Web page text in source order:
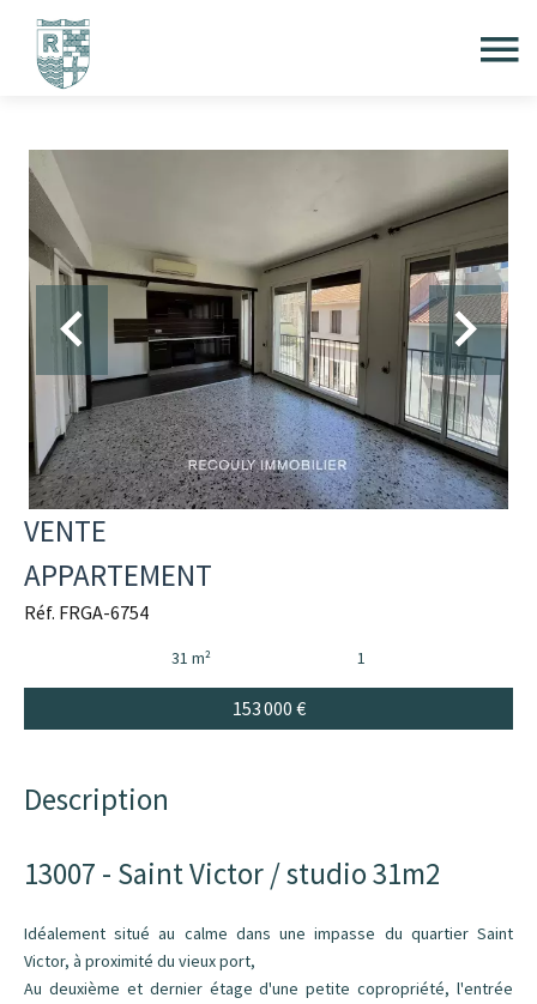
VENTE
APPARTEMENT
Réf. FRGA-6754
31 m² 1
153 000 €
Description
13007 - Saint Victor / studio 31m2
Idéalement situé au calme dans une impasse du quartier Saint
Victor, à proximité du vieux port,
Au deuxième et dernier étage d'une petite copropriété, l'entrée